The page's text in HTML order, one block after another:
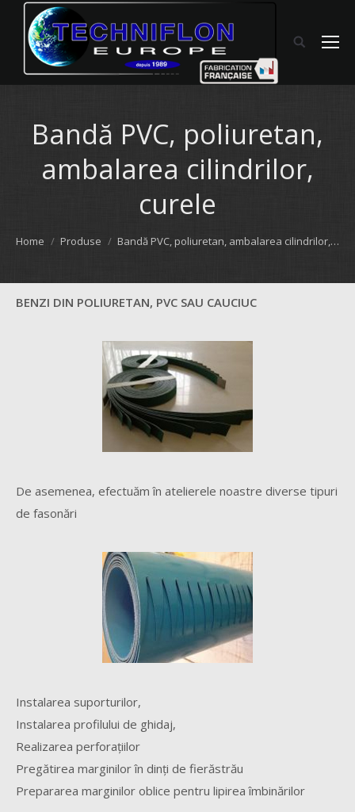
Bandă PVC, poliuretan,
ambalarea cilindrilor,
curele
You are here:
Home Produse Bandă PVC, poliuretan, ambalarea cilindrilor,…
BENZI DIN POLIURETAN, PVC SAU CAUCIUC
De asemenea, efectuăm în atelierele noastre diverse tipuri
de fasonări
Instalarea suporturilor,
Instalarea profilului de ghidaj,
Realizarea perforaţiilor
Pregătirea marginilor în dinţi de fierăstrău
Prepararea marginilor oblice pentru lipirea îmbinărilor